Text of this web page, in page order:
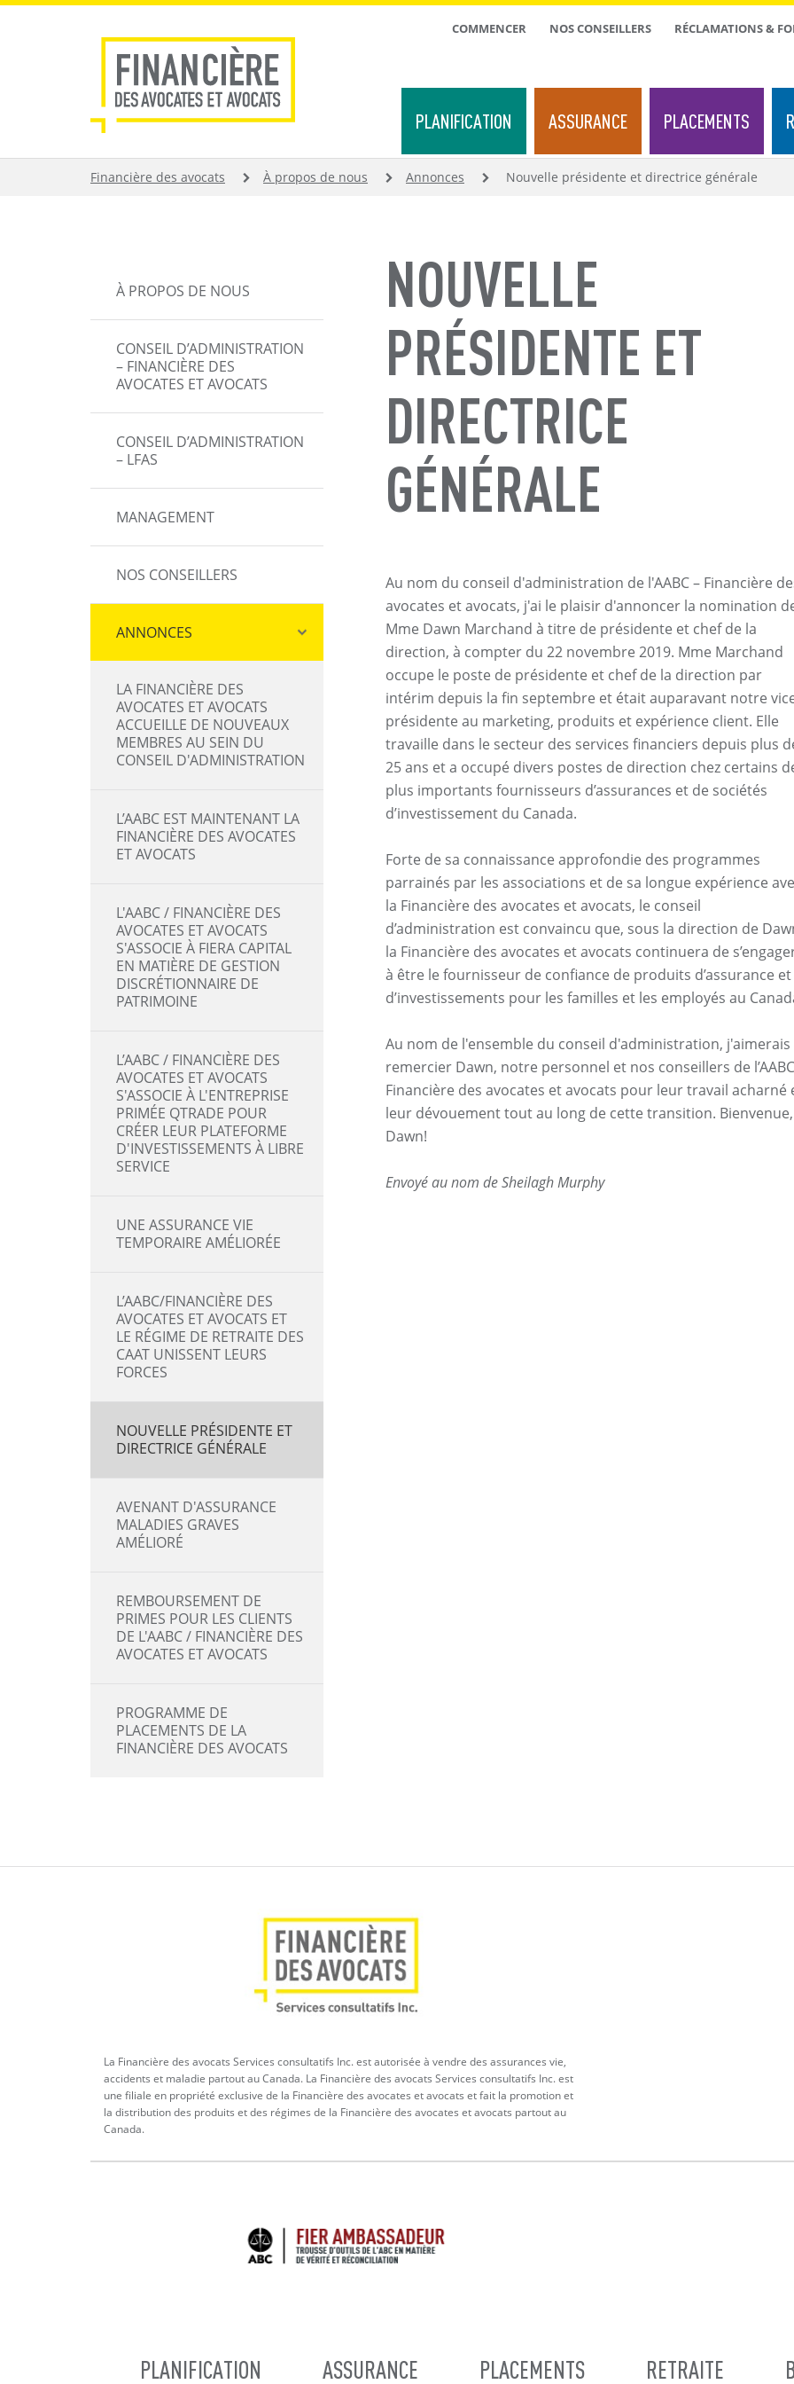
Aller
TOP
COMMENCER NOS CONSEILLERS RÉCLAMATIONS &
PLANIFICATION ASSURANCE PLACEMENTS
FIL
Financière des avocats À propos de nous Annonces Nouvelle présidente et directrice générale
NOUVELLE
PRÉSIDENTE ET
DIRECTRICE
GÉNÉRALE
Au nom du conseil d'administration de l'AABC – Financière
avocates et avocats, j'ai le plaisir d'annoncer la nomination
Mme Dawn Marchand à titre de présidente et chef de la
direction, à compter du 22 novembre 2019. Mme Marchand
occupe le poste de présidente et chef de la direction par
intérim depuis la fin septembre et était auparavant notre
présidente au marketing, produits et expérience client. Elle
travaille dans le secteur des services financiers depuis plus
25 ans et a occupé divers postes de direction chez certains
plus importants fournisseurs d’assurances et de sociétés
d’investissement du Canada.
Forte de sa connaissance approfondie des programmes
parrainés par les associations et de sa longue expérience
la Financière des avocates et avocats, le conseil
d’administration est convaincu que, sous la direction de
la Financière des avocates et avocats continuera de
à être le fournisseur de confiance de produits d’assurance et
d’investissements pour les familles et les employés au
Au nom de l'ensemble du conseil d'administration, j'aimerais
remercier Dawn, notre personnel et nos conseillers de
Financière des avocates et avocats pour leur travail acharné
leur dévouement tout au long de cette transition. Bienvenue,
Dawn!
Envoyé au nom de Sheilagh Murphy
MAIN
NAVIGATION
À PROPOS DE NOUS
CONSEIL D’ADMINISTRATION
– FINANCIÈRE DES
AVOCATES ET AVOCATS
CONSEIL D’ADMINISTRATION
– LFAS
MANAGEMENT
NOS CONSEILLERS
ANNONCES
LA FINANCIÈRE DES
AVOCATES ET AVOCATS
ACCUEILLE DE NOUVEAUX
MEMBRES AU SEIN DU
CONSEIL D'ADMINISTRATION
L’AABC EST MAINTENANT LA
FINANCIÈRE DES AVOCATES
ET AVOCATS
L'AABC / FINANCIÈRE DES
AVOCATES ET AVOCATS
S'ASSOCIE À FIERA CAPITAL
EN MATIÈRE DE GESTION
DISCRÉTIONNAIRE DE
PATRIMOINE
L’AABC / FINANCIÈRE DES
AVOCATES ET AVOCATS
S'ASSOCIE À L'ENTREPRISE
PRIMÉE QTRADE POUR
CRÉER LEUR PLATEFORME
D'INVESTISSEMENTS À LIBRE
SERVICE
UNE ASSURANCE VIE
TEMPORAIRE AMÉLIORÉE
L’AABC/FINANCIÈRE DES
AVOCATES ET AVOCATS ET
LE RÉGIME DE RETRAITE DES
CAAT UNISSENT LEURS
FORCES
NOUVELLE PRÉSIDENTE ET
DIRECTRICE GÉNÉRALE
AVENANT D'ASSURANCE
MALADIES GRAVES
AMÉLIORÉ
REMBOURSEMENT DE
PRIMES POUR LES CLIENTS
DE L'AABC / FINANCIÈRE DES
AVOCATES ET AVOCATS
PROGRAMME DE
PLACEMENTS DE LA
FINANCIÈRE DES AVOCATS
La Financière des avocats Services consultatifs Inc. est autorisée à vendre des assurances vie,
accidents et maladie partout au Canada. La Financière des avocats Services consultatifs Inc. est
une filiale en propriété exclusive de la Financière des avocates et avocats et fait la promotion et
la distribution des produits et des régimes de la Financière des avocates et avocats partout au
Canada.
MAINPLANIFICATION ASSURANCE PLACEMENTS RETRAITE